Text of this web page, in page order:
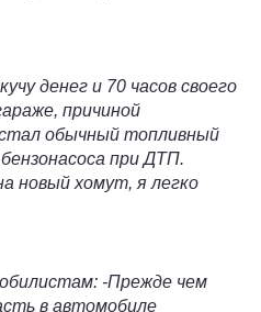
денег и 70 часов своего
причиной
обычный топливный
при ДТП.
новый хомут, я легко
-Прежде чем
в автомобиле